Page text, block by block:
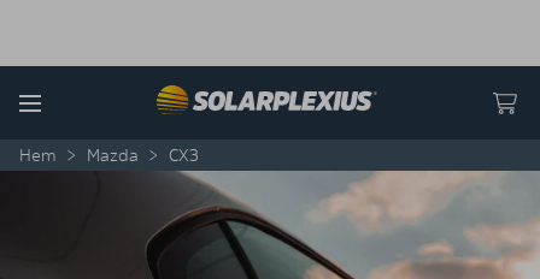
Menu
Hem > Mazda > CX3